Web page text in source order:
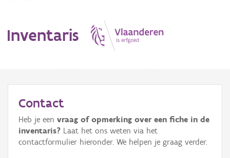
Inventaris
Erfgoedobject
Aanduidingsobject
Contact
Heb je een vraag of opmerking over een fiche in de
inventaris? Laat het ons weten via het
contactformulier hieronder. We helpen je graag verder.